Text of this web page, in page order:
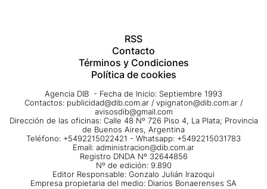
RSS
Contacto
Términos y Condiciones
Política de cookies
Agencia DIB - Fecha de Inicio: Septiembre 1993
Contactos: publicidad@dib.com.ar / vpignaton@dib.com.ar /
avisosdib@gmail.com
Dirección de las oficinas: Calle 48 Nº 726 Piso 4, La Plata; Provincia
de Buenos Aires, Argentina
Teléfono: +5492215022421 - Whatsapp: +5492215031783
Email: administracion@dib.com.ar
Registro DNDA Nº 32644856
Nº de edición: 9.890
Editor Responsable: Gonzalo Julián Irazoqui
Empresa propietaria del medio: Diarios Bonaerenses SA